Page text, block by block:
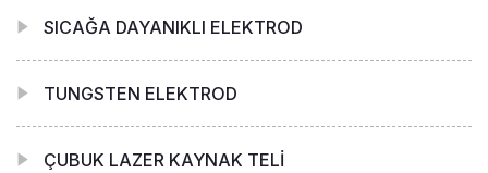
SICAĞA DAYANIKLI ELEKTROD
TUNGSTEN ELEKTROD
ÇUBUK LAZER KAYNAK TELİ